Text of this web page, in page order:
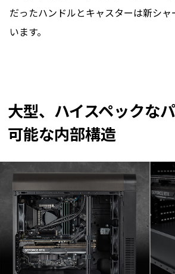
だったハンドルとキャスターは新シャ
います。
大型、ハイスペックな
可能な内部構造